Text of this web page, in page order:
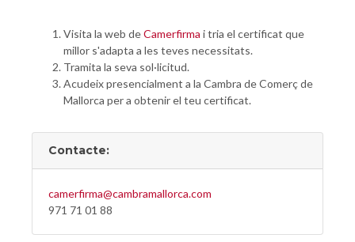
Visita la web deCamerfirma i tria el certificat que
millor s'adapta a les teves necessitats.
Tramita la seva sol·licitud.
Acudeix presencialment a la Cambra de Comerç de
Mallorca per a obtenir el teu certificat.
Contacte:
camerfirma@cambramallorca.com
971 71 01 88